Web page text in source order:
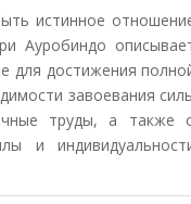
истинное
Ауробиндо
для достижения
завоевания
труды, а также
и